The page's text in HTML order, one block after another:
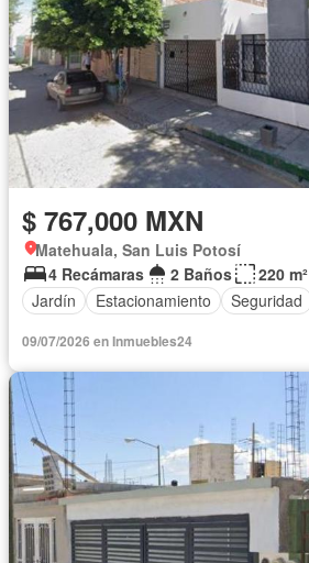
$ 767,000 MXN
Matehuala, San Luis Potosí
4 Recámaras
2 Baños
220 m²
Jardín
Estacionamiento Seguridad
09/07/2026 en Inmuebles24